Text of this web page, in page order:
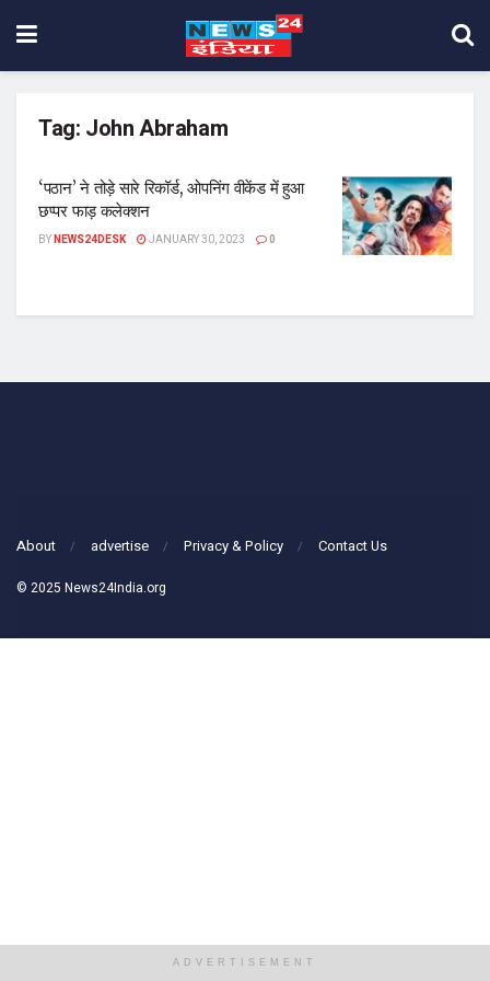
Tag: John Abraham
‘पठान’ ने तोड़े सारे रिकॉर्ड, ओपनिंग वीकेंड में हुआ
छप्पर फाड़ कलेक्शन
BYNEWS24DESK JANUARY 30, 2023 0
About advertise Privacy & Policy Contact Us
© 2025 News24India.org
ADVERTISEMENT